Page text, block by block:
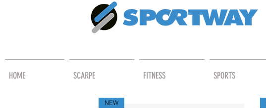
HOME SCARPE FITNESS SPORTS
NEW